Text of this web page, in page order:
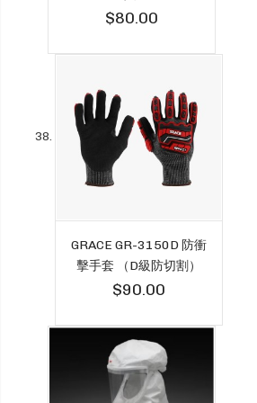
$80.00
GRACE GR-3150D 防衝
擊手套 （D級防切割）
$90.00